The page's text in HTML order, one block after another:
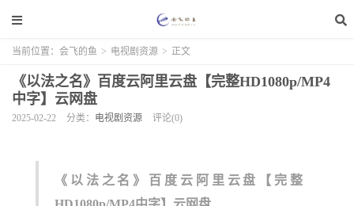
当前位置： 会飞的鱼 > 电视剧资源 > 正文
《以法之名》百度云阿里云盘【完整HD1080p/MP4
中字】云网盘
2025-02-22 分类： 电视剧资源 评论(0)
《以法之名》百度云阿里云盘【完整